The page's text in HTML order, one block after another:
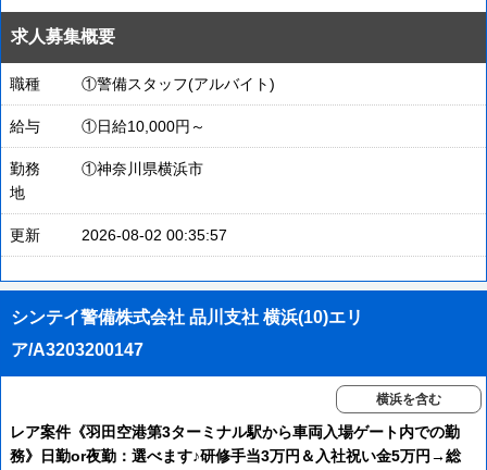
求人募集概要
職種 ①警備スタッフ(アルバイト)
給与 ①日給10,000円～
勤務
地
①神奈川県横浜市
更新 2026-08-02 00:35:57
シンテイ警備株式会社 品川支社 横浜(10)エリ
ア/A3203200147
横浜を含む
レア案件《羽田空港第3ターミナル駅から車両入場ゲート内での勤
務》日勤or夜勤：選べます♪研修手当3万円＆入社祝い金5万円→総